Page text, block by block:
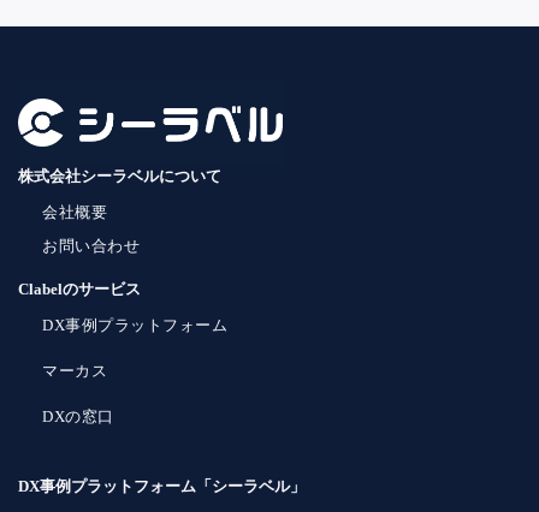
株式会社シーラベルについて
会社概要
お問い合わせ
Clabelのサービス
DX事例プラットフォーム
マーカス
DXの窓口
DX事例プラットフォーム「シーラベル」